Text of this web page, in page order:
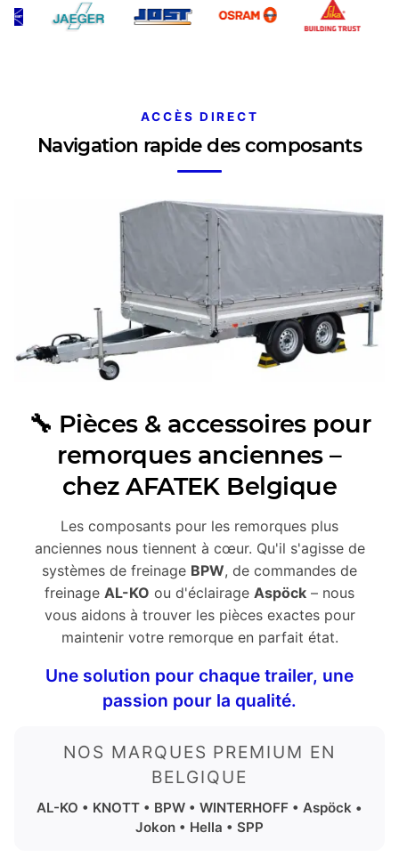
ACCÈS DIRECT
Navigation rapide des composants
🔧 Pièces & accessoires pour
remorques anciennes –
chez AFATEK Belgique
Les composants pour les remorques plus
anciennes nous tiennent à cœur. Qu'il s'agisse de
systèmes de freinage BPW, de commandes de
freinage AL-KO ou d'éclairage Aspöck – nous
vous aidons à trouver les pièces exactes pour
maintenir votre remorque en parfait état.
Une solution pour chaque trailer, une
passion pour la qualité.
NOS MARQUES PREMIUM EN
BELGIQUE
AL-KO • KNOTT • BPW • WINTERHOFF • Aspöck •
Jokon • Hella • SPP